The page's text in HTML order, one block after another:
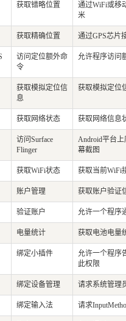
获取错略位置
通过WiFi或移
米
获取精确位置 通过GPS芯片
访问定位额外命
令
允许程序访问
获取模拟定位信
息
获取模拟定位
获取网络状态 获取网络信息
访问Surface
Flinger
Android平台
幕截图
获取WiFi状态 获取当前WiFi
账户管理 获取账户验证
验证账户 允许一个程序
电量统计 获取电池电量
绑定小插件
允许一个程序
此权限
绑定设备管理 请求系统管理
绑定输入法 请求